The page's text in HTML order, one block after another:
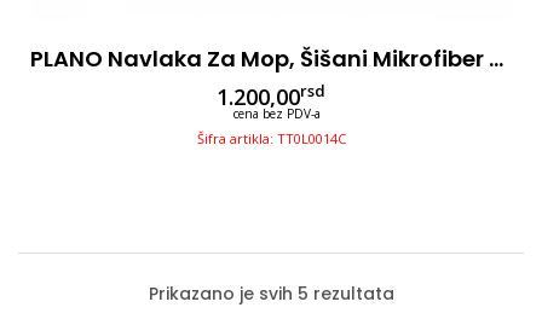
PLANO Navlaka Za Mop, Šišani Mikrofiber 40cm
1.200,00rsd
cena bez PDV-a
Šifra artikla: TT0L0014C
Prikazano je svih 5 rezultata